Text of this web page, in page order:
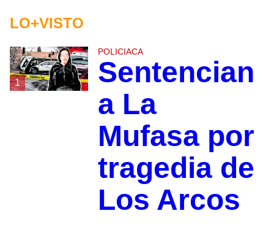
LO+VISTO
1
POLICIACA
Sentencian
a La
Mufasa por
tragedia de
Los Arcos